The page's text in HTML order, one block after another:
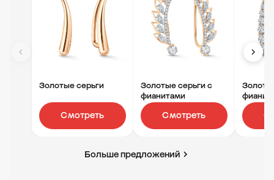
Золотые серьги
Смотреть
Золотые серьги с
фианитами
Смотреть
Больше предложений